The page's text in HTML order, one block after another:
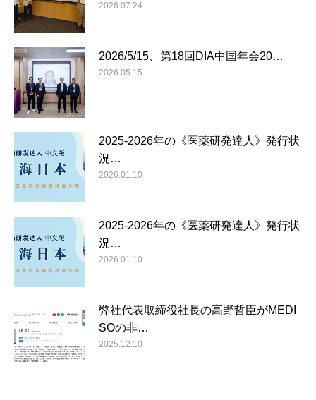
2026.07.24
2026/5/15、第18回DIA中国年会20…
2026.05.15
2025-2026年の《医薬研発達人》発行状
況…
2026.01.10
2025-2026年の《医薬研発達人》発行状
況…
2026.01.10
弊社代表取締役社長の高野哲臣がMEDI
SOの非…
2025.12.10